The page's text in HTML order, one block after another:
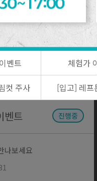
벤트 진행중
나보세요
벤트 체험가
컷 주사 [입고] 레프